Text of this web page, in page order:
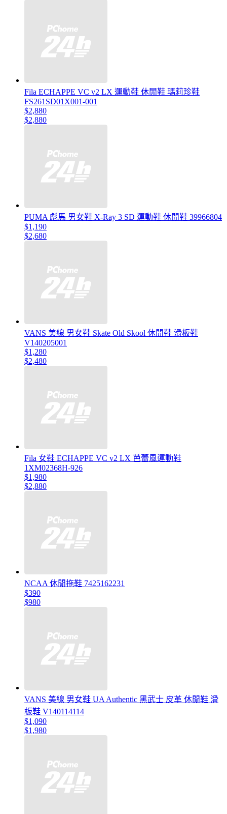
Fila ECHAPPE VC v2 LX 運動鞋 休閒鞋 瑪莉珍鞋
FS261SD01X001-001
$2,880
$2,880
PUMA 彪馬 男女鞋 X-Ray 3 SD 運動鞋 休閒鞋 39966804
$1,190
$2,680
VANS 美線 男女鞋 Skate Old Skool 休閒鞋 滑板鞋
V140205001
$1,280
$2,480
Fila 女鞋 ECHAPPE VC v2 LX 芭蕾風運動鞋
1XM02368H-926
$1,980
$2,880
NCAA 休閒拖鞋 7425162231
$390
$980
VANS 美線 男女鞋 UA Authentic 黑武士 皮革 休閒鞋 滑
板鞋 V140114114
$1,090
$1,980